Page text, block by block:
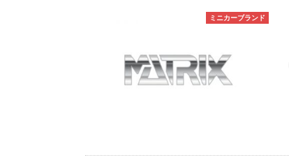
ミニカーブランド